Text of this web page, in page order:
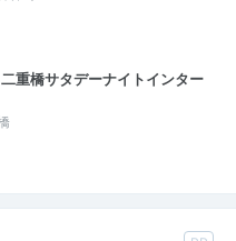
重橋サタデーナイトインター